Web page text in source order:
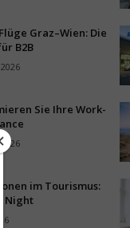
Graz–Wien: Die
B2B
Sie Ihre Work-
im Tourismus:
Night